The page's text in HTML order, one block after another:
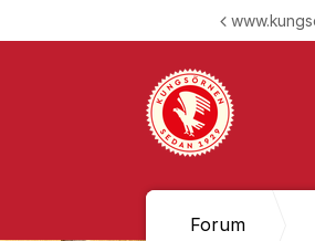
Forum